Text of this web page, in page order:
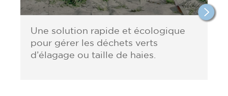
Une solution rapide et écologique
pour gérer les déchets verts
d’élagage ou taille de haies.